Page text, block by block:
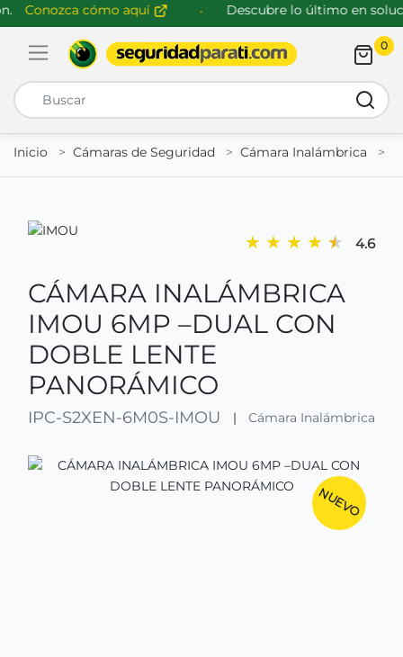
Conozca cómo aquí Descubre lo último en
Abrir menú de navegación
0
Inicio
Cámaras de Seguridad Cámara Inalámbrica
★ ★ ★ ★ ★ 4.6
CÁMARA INALÁMBRICA
IMOU 6MP –DUAL CON
DOBLE LENTE
PANORÁMICO
IPC-S2XEN-6M0S-IMOU | Cámara Inalámbrica
NUEVO